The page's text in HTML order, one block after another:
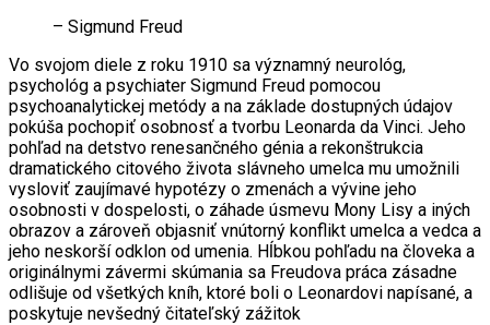
– Sigmund Freud
Vo svojom diele z roku 1910 sa významný neurológ,
psychológ a psychiater Sigmund Freud pomocou
psychoanalytickej metódy a na základe dostupných údajov
pokúša pochopiť osobnosť a tvorbu Leonarda da Vinci. Jeho
pohľad na detstvo renesančného génia a rekonštrukcia
dramatického citového života slávneho umelca mu umožnili
vysloviť zaujímavé hypotézy o zmenách a vývine jeho
osobnosti v dospelosti, o záhade úsmevu Mony Lisy a iných
obrazov a zároveň objasniť vnútorný konflikt umelca a vedca a
jeho neskorší odklon od umenia. Hĺbkou pohľadu na človeka a
originálnymi závermi skúmania sa Freudova práca zásadne
odlišuje od všetkých kníh, ktoré boli o Leonardovi napísané, a
poskytuje nevšedný čitateľský zážitok